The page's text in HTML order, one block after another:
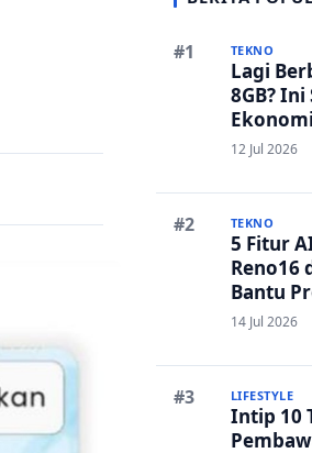
TEKNO
Lagi
8GB? Ini
12 Jul 2026
TEKNO
5 Fitur
Reno16
Bantu
Edit
14 Jul 2026
LIFESTYLE
Intip 10